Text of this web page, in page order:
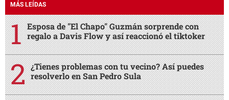
MÁS LEÍDAS
Esposa de "El Chapo" Guzmán sorprende con
regalo a Davis Flow y así reaccionó el tiktoker
¿Tienes problemas con tu vecino? Así puedes
resolverlo en San Pedro Sula